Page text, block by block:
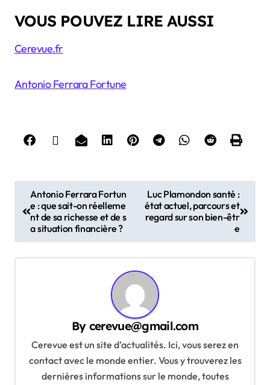
VOUS POUVEZ LIRE AUSSI
Cerevue.fr
Antonio Ferrara Fortune
o
Antonio Ferrara Fortun
e : que sait-on réelleme
nt de sa richesse et de s
a situation financière ?
Luc Plamondon santé :
état actuel, parcours et
regard sur son bien-êtr
e
By cerevue@gmail.com
Cerevue est un site d'actualités. Ici, vous serez en
contact avec le monde entier. Vous y trouverez les
dernières informations sur le monde, toutes